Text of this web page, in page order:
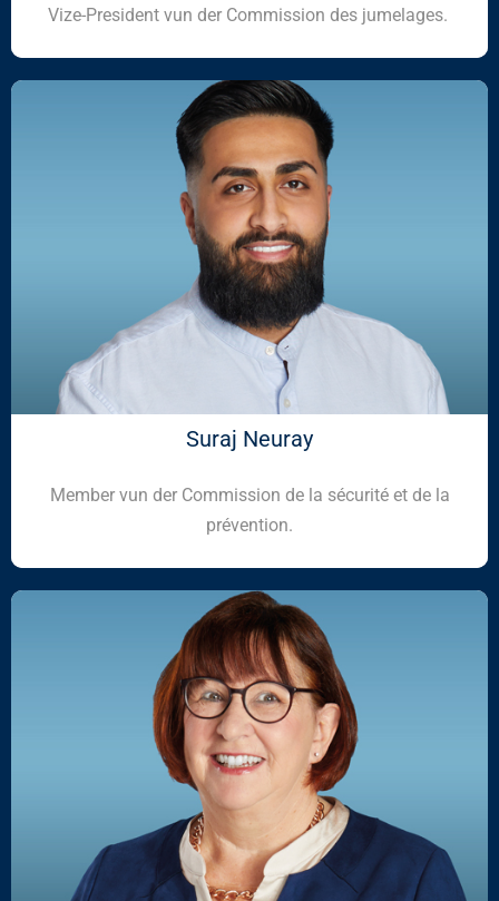
Vize-President vun der Commission des jumelages.
Suraj Neuray
Member vun der Commission de la sécurité et de la
prévention.